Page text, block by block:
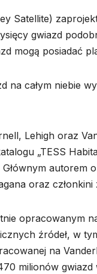
Satellite)
gwiazd
mogą posiadać
na całym niebie
Lehigh oraz
„TESS
autorem
oraz członkini
opracowanym
źródeł, w
na
milionów